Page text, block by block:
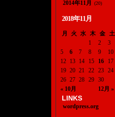
2014年11月 (20)
2018年11月
月 火 水 木 金 土
« 10月 12月 »
1 2 3
5
6 7 8 9 10
12
13 14 15 16 17
19 20 21 22 23 24
26 27 28 29 30
LINKS
wordpress.org